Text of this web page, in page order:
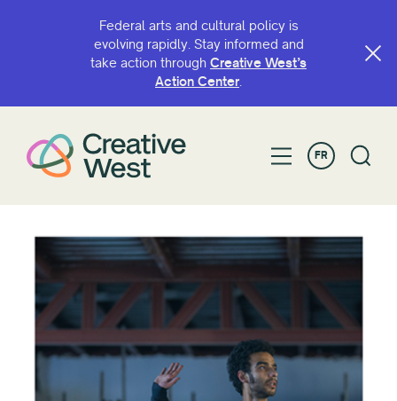
Federal arts and cultural policy is
evolving rapidly. Stay informed and
take action through Creative West’s
Action Center.
FR